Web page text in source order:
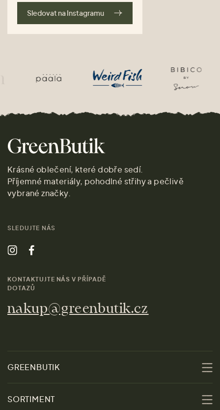
Sledovat na Instagramu
Krásné oblečení, které dobře sedí.
Příjemné materiály, pohodlné střihy a pečlivě
vybrané značky.
SLEDUJTE NÁS
KONTAKTUJTE NÁS V PŘÍPADĚ
DOTAZŮ
nakup@greenbutik.cz
GREENBUTIK
SORTIMENT